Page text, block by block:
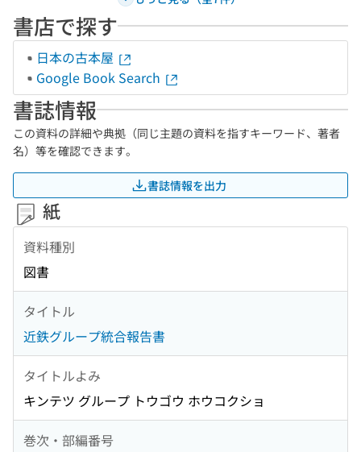
書店で探す
日本の古本屋
Google Book Search
書誌情報
この資料の詳細や典拠（同じ主題の資料を指すキーワード、著者
名）等を確認できます。
書誌情報を出力
紙
資料種別
図書
タイトル
近鉄グループ統合報告書
タイトルよみ
キンテツ グループ トウゴウ ホウコクショ
巻次・部編番号